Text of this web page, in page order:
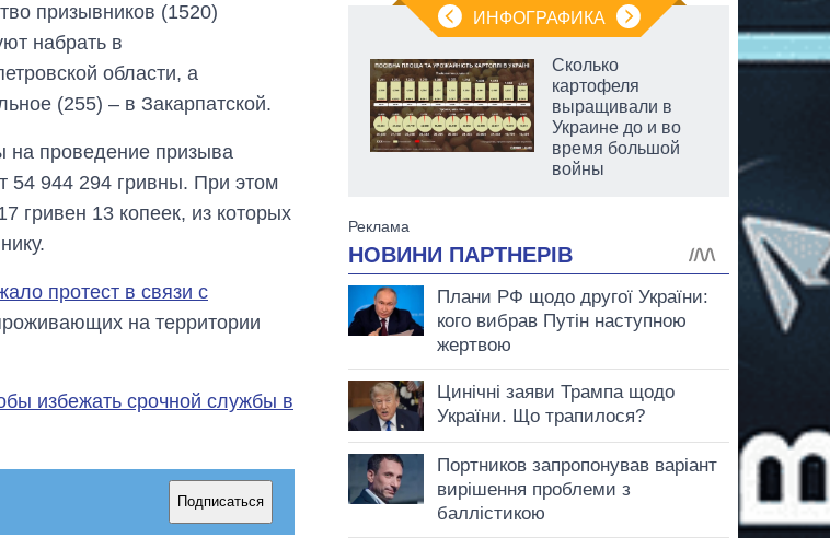
призывников (1520)
набрать в
области, а
(255) – в Закарпатской.
на проведение призыва
54 944 294 гривны. При этом
гривен 13 копеек, из которых
протест в связи с
на территории
избежать срочной службы в
Подписаться
ИНФОГРАФИКА
Экономика ИИ-
гигантов: сколько
стоят и
OpenAI и Anthropic
Сколько
картофеля
выращивали в
Украине до и во
время большой
войны